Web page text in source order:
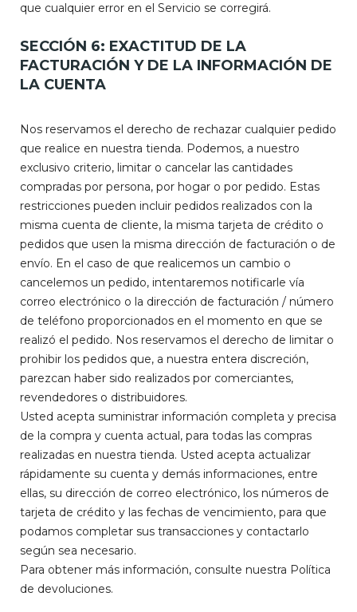
que cualquier error en el Servicio se corregirá.
SECCIÓN 6: EXACTITUD DE LA
FACTURACIÓN Y DE LA INFORMACIÓN DE
LA CUENTA
Nos reservamos el derecho de rechazar cualquier pedido
que realice en nuestra tienda. Podemos, a nuestro
exclusivo criterio, limitar o cancelar las cantidades
compradas por persona, por hogar o por pedido. Estas
restricciones pueden incluir pedidos realizados con la
misma cuenta de cliente, la misma tarjeta de crédito o
pedidos que usen la misma dirección de facturación o de
envío. En el caso de que realicemos un cambio o
cancelemos un pedido, intentaremos notificarle vía
correo electrónico o la dirección de facturación / número
de teléfono proporcionados en el momento en que se
realizó el pedido. Nos reservamos el derecho de limitar o
prohibir los pedidos que, a nuestra entera discreción,
parezcan haber sido realizados por comerciantes,
revendedores o distribuidores.
Usted acepta suministrar información completa y precisa
de la compra y cuenta actual, para todas las compras
realizadas en nuestra tienda. Usted acepta actualizar
rápidamente su cuenta y demás informaciones, entre
ellas, su dirección de correo electrónico, los números de
tarjeta de crédito y las fechas de vencimiento, para que
podamos completar sus transacciones y contactarlo
según sea necesario.
Para obtener más información, consulte nuestra Política
de devoluciones.